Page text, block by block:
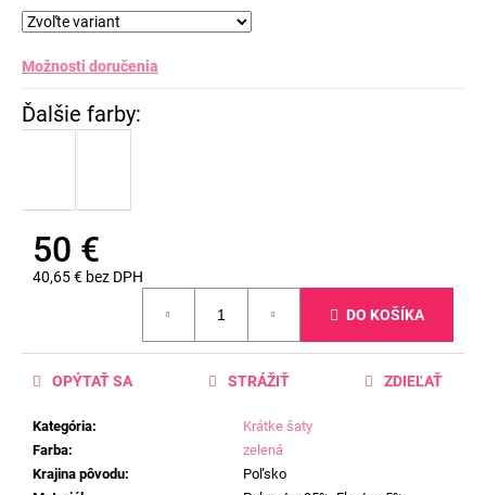
Možnosti doručenia
50 €
40,65 € bez DPH
DO KOŠÍKA
Kategória:
Krátke šaty
Farba:
zelená
Krajina pôvodu:
Poľsko
OPÝTAŤ SA STRÁŽIŤ ZDIEĽAŤ